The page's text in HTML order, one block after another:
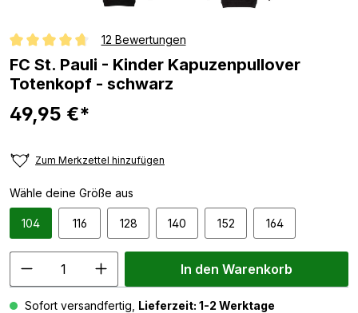
Durchschnittliche Bewertung von 4.7 von 5 Sternen
12 Bewertungen
FC St. Pauli - Kinder Kapuzenpullover
Totenkopf - schwarz
49,95 €*
Zum Merkzettel hinzufügen
Wähle deine Größe aus
104 116 128 140 152 164
In den Warenkorb
Sofort versandfertig, Lieferzeit: 1-2 Werktage